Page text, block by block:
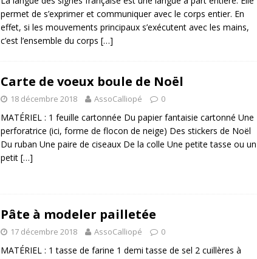
permet de s’exprimer et communiquer avec le corps entier. En
effet, si les mouvements principaux s’exécutent avec les mains,
c’est l’ensemble du corps […]
Carte de voeux boule de Noël
18 décembre 2018 AssoCalliopé 0
MATÉRIEL : 1 feuille cartonnée Du papier fantaisie cartonné Une
perforatrice (ici, forme de flocon de neige) Des stickers de Noël
Du ruban Une paire de ciseaux De la colle Une petite tasse ou un
petit […]
Pâte à modeler pailletée
17 décembre 2018 AssoCalliopé 0
MATÉRIEL : 1 tasse de farine 1 demi tasse de sel 2 cuillères à